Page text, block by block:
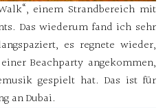
einem Strandbereich mit
Das wiederum fand ich sehr
es regnete wieder,
Beachparty angekommen,
gespielt hat. Das ist für
an Dubai.